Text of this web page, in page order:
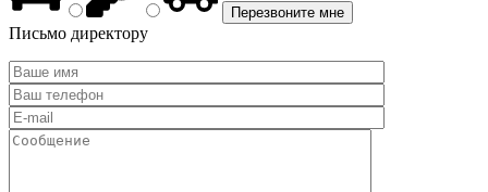
Письмо директору